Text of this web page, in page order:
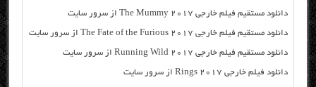
دانلود مستقیم فیلم خارجی The Mummy 2017 از سرور سایت
دانلود مستقیم فیلم خارجی The Fate of the Furious 2017 از سرور سایت
دانلود مستقیم فیلم خارجی Running Wild 2017 از سرور سایت
دانلود فیلم خارجی Rings 2017 از سرور سایت